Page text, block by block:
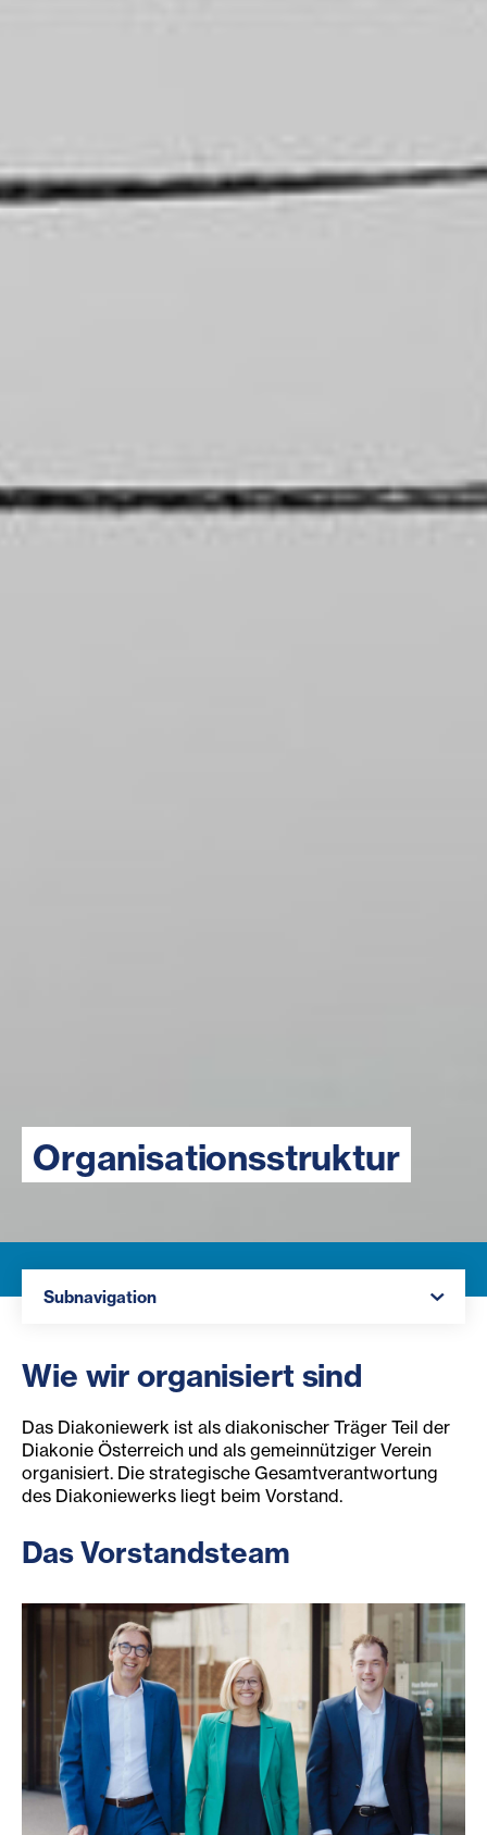
Organisationsstruktur
Subnavigation
Wie wir organisiert sind
Das Diakoniewerk ist als diakonischer Träger Teil der
Diakonie Österreich und als gemeinnütziger Verein
organisiert. Die strategische Gesamtverantwortung
des Diakoniewerks liegt beim Vorstand.
Das Vorstandsteam